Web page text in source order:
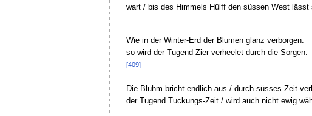
wart / bis des Himmels Hülff den süssen West lässt
Wie in der Winter-Erd der Blumen glanz verborgen:
so wird der Tugend Zier verheelet durch die Sorgen.
[409]
Die Bluhm bricht endlich aus / durch süsses Zeit-
der Tugend Tuckungs-Zeit / wird auch nicht ewig